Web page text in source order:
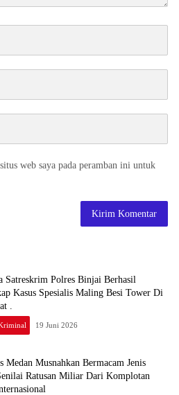
web saya pada peramban ini untuk
Satreskrim Polres Binjai Berhasil
Kasus Spesialis Maling Besi Tower Di
.
19 Juni 2026
Medan Musnahkan Bermacam Jenis
Ratusan Miliar Dari Komplotan